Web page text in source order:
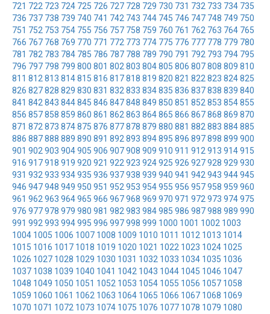
721 722 723 724 725 726 727 728 729 730 731 732 733 734 735
736 737 738 739 740 741 742 743 744 745 746 747 748 749 750
751 752 753 754 755 756 757 758 759 760 761 762 763 764 765
766 767 768 769 770 771 772 773 774 775 776 777 778 779 780
781 782 783 784 785 786 787 788 789 790 791 792 793 794 795
796 797 798 799 800 801 802 803 804805 806 807808 809 810
811 812 813 814815 816 817818 819 820 821 822 823 824825
826 827828 829 830 831 832 833 834835 836 837838 839 840
841 842 843 844845 846 847848 849 850 851 852 853 854855
856 857858 859 860 861 862 863 864865 866 867868 869 870
871 872 873 874875 876 877878 879 880 881 882 883 884885
886 887888 889 890 891 892 893 894895 896 897898 899 900
901 902 903 904905 906 907908 909 910 911 912 913 914915
916 917918 919 920 921 922 923 924925 926 927928 929 930
931 932 933 934935 936 937938 939 940 941 942 943 944945
946 947948 949 950 951 952 953 954955 956 957958 959 960
961 962 963 964965 966 967968 969 970 971 972 973 974975
976 977978 979 980 981 982 983 984985 986 987988 989 990
991 992 993 994995 996 997998 999 1000 1001 1002 1003
1004 1005 1006 1007 1008 1009 1010 1011 1012 1013 1014
1015 1016 1017 1018 1019 1020 1021 1022 1023 1024 1025
1026 1027 1028 1029 1030 1031 1032 1033 1034 1035 1036
1037 1038 1039 1040 1041 1042 1043 1044 1045 1046 1047
1048 1049 1050 1051 1052 1053 1054 1055 1056 1057 1058
1059 1060 1061 1062 1063 1064 1065 1066 1067 1068 1069
1070 1071 1072 1073 1074 1075 1076 1077 1078 1079 1080